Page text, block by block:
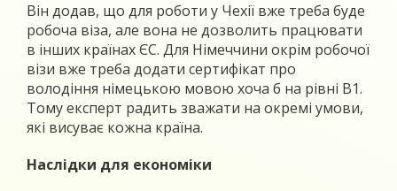
Він додав, що для роботи у Чехії вже треба буде
робоча віза, але вона не дозволить працювати
в інших країнах ЄС. Для Німеччини окрім робочої
візи вже треба додати сертифікат про
володіння німецькою мовою хоча б на рівні B1.
Тому експерт радить зважати на окремі умови,
які висуває кожна країна.
Наслідки для економіки